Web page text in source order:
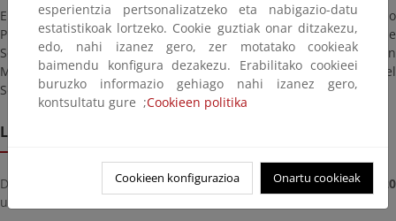
El expediente se hallará en la Subdirección General de Dominio
Público marítimo-terrestre, de esta Dirección General de
Sostenibilidad de la Costa y del Mar (Plaza San Juan de la Cruz, s/n
Madrid). Una copia del expediente se podrá examinar en el
Servicio Provincial de Costas de Pontevedra.
Lekualdatze epea
Deadline for submitting documents from
ostirala, azaroa 13, 2020
until
esperientzia pertsonalizatzeko eta nabigazio-datu
estatistikoak lortzeko. Cookie guztiak onar ditzakezu,
edo, nahi izanez gero, zer motatako cookieak
baimendu konfigura dezakezu. Erabilitako cookieei
buruzko informazio gehiago nahi izanez gero,
kontsultatu gure ;Cookieen politika
Cookieen konfigurazioa Onartu cookieak